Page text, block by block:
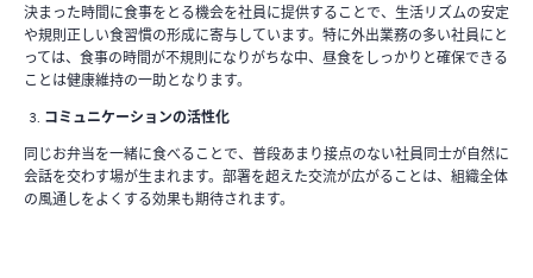
決まった時間に食事をとる機会を社員に提供することで、生活リズムの安定
や規則正しい食習慣の形成に寄与しています。特に外出業務の多い社員にと
っては、食事の時間が不規則になりがちな中、昼食をしっかりと確保できる
ことは健康維持の一助となります。
コミュニケーションの活性化
同じお弁当を一緒に食べることで、普段あまり接点のない社員同士が自然に
会話を交わす場が生まれます。部署を超えた交流が広がることは、組織全体
の風通しをよくする効果も期待されます。